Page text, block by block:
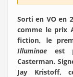
Sorti en VO en
comme le prix
fiction, le
Illuminae est
Casterman.
Jay Kristoff,